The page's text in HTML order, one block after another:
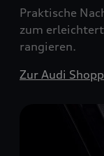
Praktische
zum
rangieren.
Zur Audi